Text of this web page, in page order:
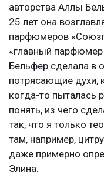
авторства Аллы
25 лет она
парфюмеров
«главный
Бельфер сделала в
потрясающие духи,
когда-то пыталась
понять, из чего
так, что я только
там, например,
даже примерно
Элина.